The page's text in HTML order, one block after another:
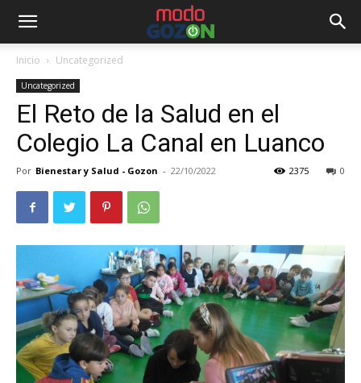
Inicio Uncategorized
Uncategorized
El Reto de la Salud en el
Colegio La Canal en Luanco
Por Bienestar y Salud - Gozon - 22/10/2022 0
2375